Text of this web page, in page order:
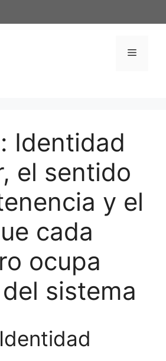
Menú
Identidad
el sentido
y el
cada
ocupa
sistema